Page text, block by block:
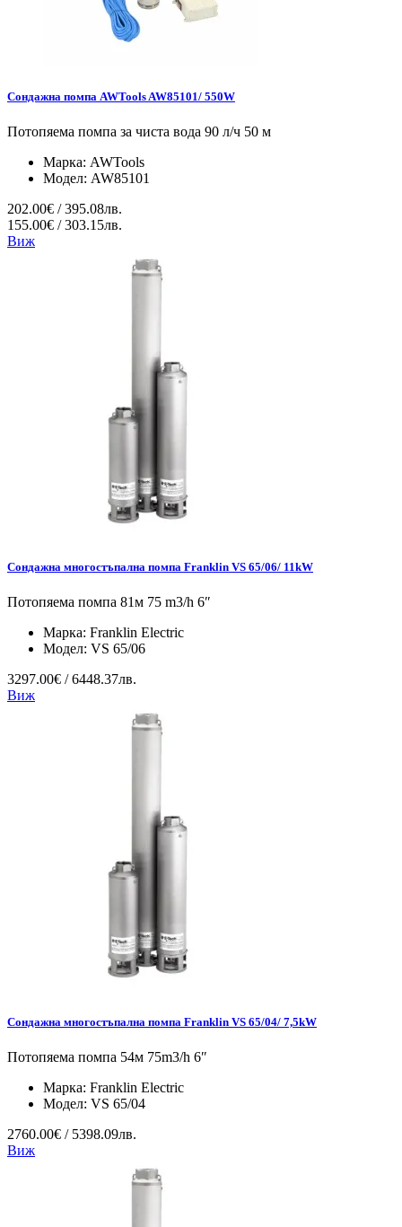
Сондажна помпа AWTools AW85101/ 550W
Потопяема помпа за чиста вода 90 л/ч 50 м
Марка: AWTools
Модел: AW85101
202.00€ / 395.08лв.
155.00€ / 303.15лв.
Виж
Сондажна многостъпална помпа Franklin VS 65/06/ 11kW
Потопяема помпа 81м 75 m3/h 6″
Марка: Franklin Electric
Модел: VS 65/06
3297.00€ / 6448.37лв.
Виж
Сондажна многостъпална помпа Franklin VS 65/04/ 7,5kW
Потопяема помпа 54м 75m3/h 6″
Марка: Franklin Electric
Модел: VS 65/04
2760.00€ / 5398.09лв.
Виж